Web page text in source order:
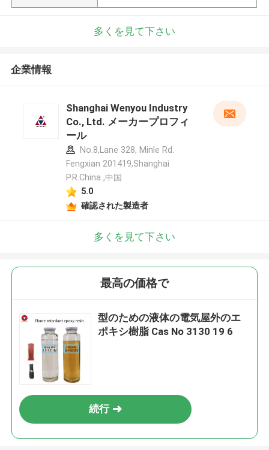
多くを見て下さい
企業情報
Shanghai Wenyou Industry
Co., Ltd. メーカープロフィ
ール
No.8,Lane 328, Minle Rd.
Fengxian 201419,Shanghai
P.R.China ,中国
5.0
確認された製造者
多くを見て下さい
最高の価格で
型のための液体の電気屋外のエ
ポキシ樹脂 Cas No 3130 19 6
続行